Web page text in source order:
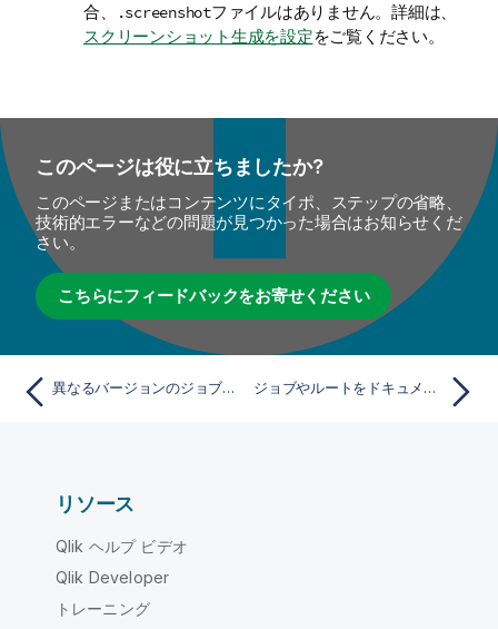
合、
.screenshotファイルはありません。詳細は、
スクリーンショット生成を設定をご覧ください。
このページは役に立ちましたか?
このページまたはコンテンツにタイポ、ステップの省略、
技術的エラーなどの問題が見つかった場合はお知らせくだ
さい。
こちらにフィードバックをお寄せください
異なるバージョンのジョブまたはルートで作業 ジョブやルートをドキュメント化
リソース
Qlik ヘルプ ビデオ
Qlik Developer
トレーニング